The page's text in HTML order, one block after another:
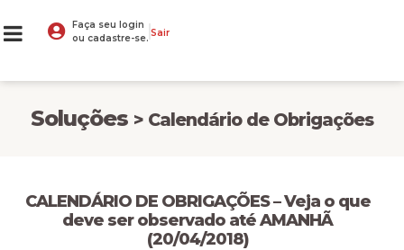
Faça seu login
ou cadastre-se. Sair
Soluções > Calendário de Obrigações
CALENDÁRIO DE OBRIGAÇÕES – Veja o que
deve ser observado até AMANHÃ
(20/04/2018)